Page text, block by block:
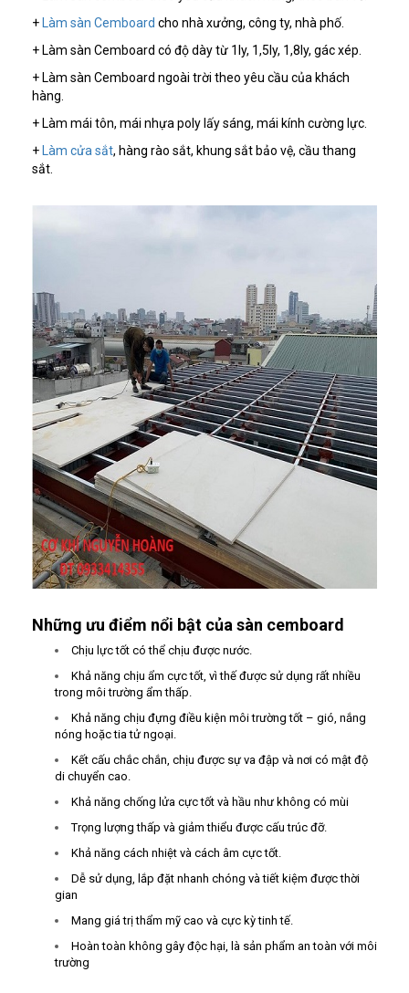
+ Làm sàn Cemboard cho nhà xưởng, công ty, nhà phố.
+ Làm sàn Cemboard có độ dày từ 1ly, 1,5ly, 1,8ly, gác xép.
+ Làm sàn Cemboard ngoài trời theo yêu cầu của khách
hàng.
+ Làm mái tôn, mái nhựa poly lấy sáng, mái kính cường lực.
+
Làm cửa sắt, hàng rào sắt, khung sắt bảo vệ, cầu thang
sắt.
Những ưu điểm nổi bật của sàn cemboard
Chịu lực tốt có thể chịu được nước.
Khả năng chịu ẩm cực tốt, vì thế được sử dụng rất nhiều
trong môi trường ẩm thấp.
Khả năng chịu đựng điều kiện môi trường tốt – gió, nắng
nóng hoặc tia tử ngoại.
Kết cấu chắc chắn, chịu được sự va đập và nơi có mật độ
di chuyển cao.
Khả năng chống lửa cực tốt và hầu như không có mùi
Trọng lượng thấp và giảm thiểu được cấu trúc đỡ.
Khả năng cách nhiệt và cách âm cực tốt.
Dễ sử dụng, lắp đặt nhanh chóng và tiết kiệm được thời
gian
Mang giá trị thẩm mỹ cao và cực kỳ tinh tế.
Hoàn toàn không gây độc hại, là sản phẩm an toàn với môi
trường